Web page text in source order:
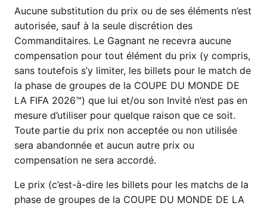
Aucune substitution du prix ou de ses éléments n’est
autorisée, sauf à la seule discrétion des
Commanditaires. Le Gagnant ne recevra aucune
compensation pour tout élément du prix (y compris,
sans toutefois s’y limiter, les billets pour le match de
la phase de groupes de la COUPE DU MONDE DE
LA FIFA 2026™) que lui et/ou son Invité n’est pas en
mesure d’utiliser pour quelque raison que ce soit.
Toute partie du prix non acceptée ou non utilisée
sera abandonnée et aucun autre prix ou
compensation ne sera accordé.
Le prix (c’est-à-dire les billets pour les matchs de la
phase de groupes de la COUPE DU MONDE DE LA